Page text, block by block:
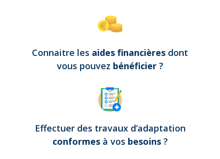
Connaitre les aides financières dont
vous pouvez bénéficier ?
Effectuer des travaux d’adaptation
conformes à vos besoins ?